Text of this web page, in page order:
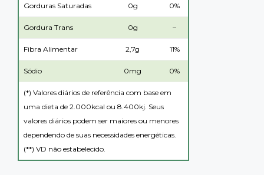
Gorduras Saturadas 0g 0%
Gordura Trans 0g –
Fibra Alimentar 2,7g 11%
Sódio 0mg 0%
(*) Valores diários de referência com base em
uma dieta de 2.000kcal ou 8.400kj. Seus
valores diários podem ser maiores ou menores
dependendo de suas necessidades energéticas.
(**) VD não estabelecido.